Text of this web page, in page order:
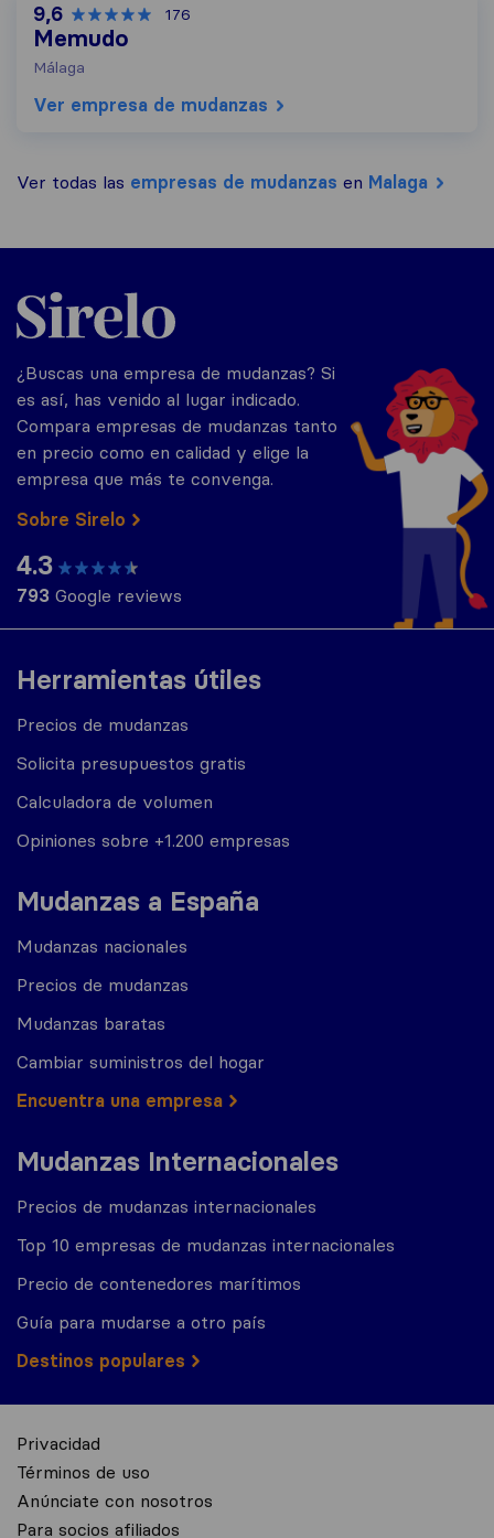
9,6 176
Memudo
Málaga
Ver empresa de mudanzas
Ver todas las empresas de mudanzas en Malaga
Herramientas útiles
Precios de mudanzas
Solicita presupuestos gratis
Calculadora de volumen
Opiniones sobre +1.200 empresas
Mudanzas a España
Mudanzas nacionales
Precios de mudanzas
Mudanzas baratas
Cambiar suministros del hogar
Encuentra una empresa
Mudanzas Internacionales
Precios de mudanzas internacionales
Top 10 empresas de mudanzas internacionales
Precio de contenedores marítimos
Guía para mudarse a otro país
Destinos populares
Sirelo.es
¿Buscas una empresa de mudanzas? Si
es así, has venido al lugar indicado.
Compara empresas de mudanzas tanto
en precio como en calidad y elige la
empresa que más te convenga.
Sobre Sirelo
4.3
793 Google reviews
Privacidad
Términos de uso
Anúnciate con nosotros
Para socios afiliados